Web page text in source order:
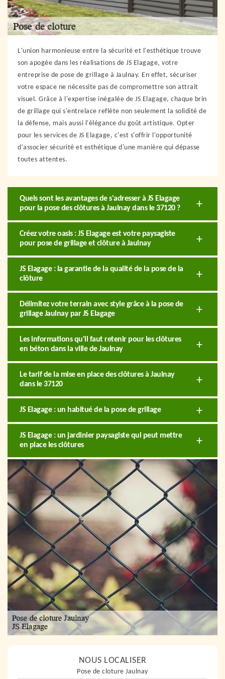
L'union harmonieuse entre la sécurité et l'esthétique trouve
son apogée dans les réalisations de JS Elagage, votre
entreprise de pose de grillage à Jaulnay. En effet, sécuriser
votre espace ne nécessite pas de compromettre son attrait
visuel. Grâce à l'expertise inégalée de JS Elagage, chaque brin
de grillage qui s'entrelace reflète non seulement la solidité de
la défense, mais aussi l'élégance du goût artistique. Opter
pour les services de JS Elagage, c'est s'offrir l'opportunité
d'associer sécurité et esthétique d'une manière qui dépasse
toutes attentes.
Quels sont les avantages de s'adresser à JS Elagage
pour la pose des clôtures à Jaulnay dans le 37120 ?
Créez votre oasis : JS Elagage est votre paysagiste
pour pose de grillage et clôture à Jaulnay
JS Elagage : la garantie de la qualité de la pose de la
clôture
Délimitez votre terrain avec style grâce à la pose de
grillage Jaulnay par JS Elagage
Les informations qu'il faut retenir pour les clôtures
en béton dans la ville de Jaulnay
Le tarif de la mise en place des clôtures à Jaulnay
dans le 37120
JS Elagage : un habitué de la pose de grillage
JS Elagage : un jardinier paysagiste qui peut mettre
en place les clôtures
NOUS LOCALISER
Pose de cloture Jaulnay